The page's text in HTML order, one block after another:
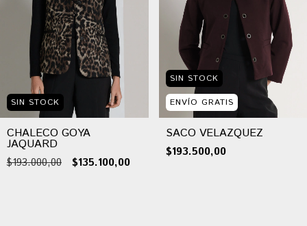
SIN STOCK
CHALECO GOYA
JAQUARD
$193.000,00 $135.100,00
SIN STOCK
ENVÍO GRATIS
SACO VELAZQUEZ
$193.500,00